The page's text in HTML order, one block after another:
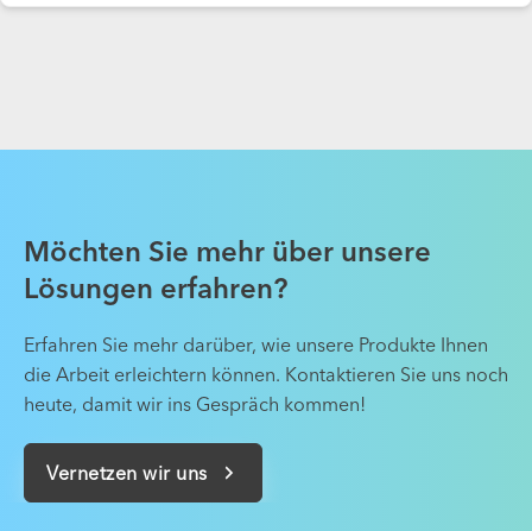
Möchten Sie mehr über unsere
Lösungen erfahren?
Erfahren Sie mehr darüber, wie unsere Produkte Ihnen
die Arbeit erleichtern können. Kontaktieren Sie uns noch
heute, damit wir ins Gespräch kommen!
Vernetzen wir uns